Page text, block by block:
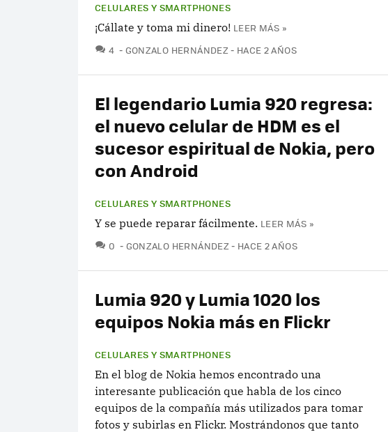
CELULARES Y SMARTPHONES
¡Cállate y toma mi dinero! LEER MÁS »
4 COMENTARIOS
GONZALO HERNÁNDEZ HACE 2 AÑOS
El legendario Lumia 920 regresa:
el nuevo celular de HDM es el
sucesor espiritual de Nokia, pero
con Android
CELULARES Y SMARTPHONES
Y se puede reparar fácilmente. LEER MÁS »
0 COMENTARIOS
GONZALO HERNÁNDEZ HACE 2 AÑOS
Lumia 920 y Lumia 1020 los
equipos Nokia más en Flickr
CELULARES Y SMARTPHONES
En el blog de Nokia hemos encontrado una
interesante publicación que habla de los cinco
equipos de la compañía más utilizados para tomar
fotos y subirlas en Flickr. Mostrándonos que tanto